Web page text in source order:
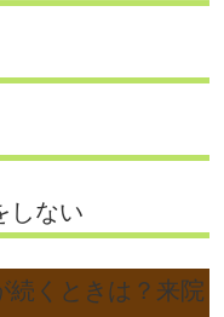
しない
続くときは？来院